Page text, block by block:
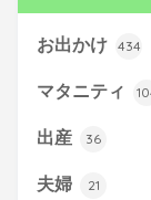
お出かけ 434
マタニティ
出産 36
夫婦 21